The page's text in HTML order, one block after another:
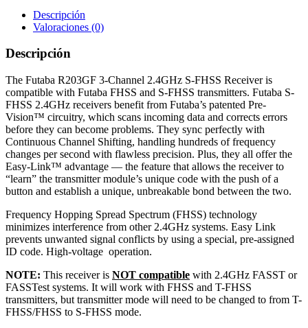
Descripción
Valoraciones (0)
Descripción
The Futaba R203GF 3-Channel 2.4GHz S-FHSS Receiver is
compatible with Futaba FHSS and S-FHSS transmitters. Futaba S-
FHSS 2.4GHz receivers benefit from Futaba’s patented Pre-
Vision™ circuitry, which scans incoming data and corrects errors
before they can become problems. They sync perfectly with
Continuous Channel Shifting, handling hundreds of frequency
changes per second with flawless precision. Plus, they all offer the
Easy-Link™ advantage — the feature that allows the receiver to
“learn” the transmitter module’s unique code with the push of a
button and establish a unique, unbreakable bond between the two.
Frequency Hopping Spread Spectrum (FHSS) technology
minimizes interference from other 2.4GHz systems. Easy Link
prevents unwanted signal conflicts by using a special, pre-assigned
ID code. High-voltage operation.
NOTE: This receiver is NOT compatible with 2.4GHz FASST or
FASSTest systems. It will work with FHSS and T-FHSS
transmitters, but transmitter mode will need to be changed to from T-
FHSS/FHSS to S-FHSS mode.